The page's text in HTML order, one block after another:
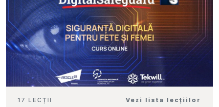
17 LECȚII Vezi lista lecțiilor